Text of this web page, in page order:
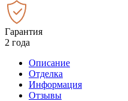
Гарантия
2 года
Описание
Отделка
Информация
Отзывы